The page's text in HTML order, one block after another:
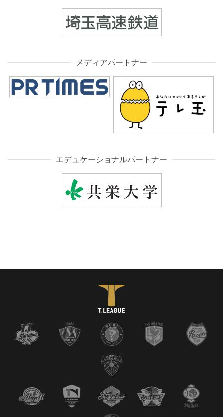
メディアパートナー
エデュケーショナルパートナー